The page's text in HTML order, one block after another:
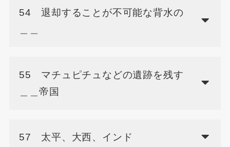
54 退却することが不可能な背水の
55 マチュピチュなどの遺跡を残す
＿＿帝国
57 太平、大西、インド